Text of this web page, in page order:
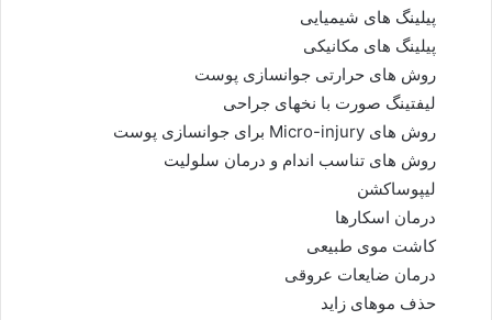
پیلینگ های شیمیایی
پیلینگ های مکانیکی
روش های حرارتی جوانسازی پوست
لیفتینگ صورت با نخهای جراحی
روش های Micro-injury برای جوانسازی پوست
روش های تناسب اندام و درمان سلولیت
لیپوساکشن
درمان اسکارها
کاشت موی طبیعی
درمان ضایعات عروقی
حذف موهای زاید